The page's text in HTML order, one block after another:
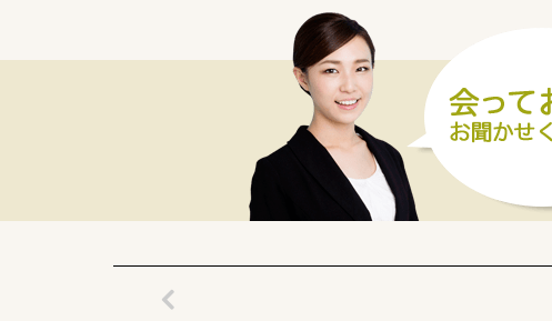
■個人在宅中心薬剤師も募集中!個人
■短時間正社員制度有り。週4日・32
【法人特徴について】
■愛知県内に6店舗の調剤薬局を展開
■創業当初から在宅医療に力を入れて
■代表自身が薬剤師であるため、現場
■介護施設の在宅が非常に多く、様々